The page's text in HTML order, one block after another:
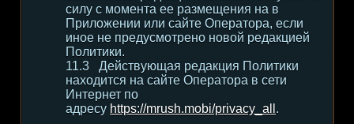
силу с момента ее размещения на в
Приложении или сайте Оператора, если
иное не предусмотрено новой редакцией
Политики.
Действующая редакция Политики
находится на сайте Оператора в сети
Интернет по
адресу https://mrush.mobi/privacy_all .